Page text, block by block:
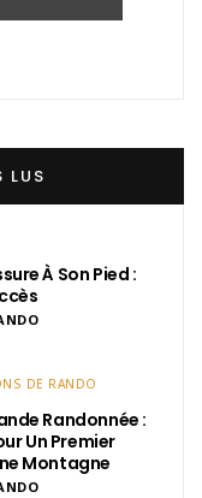
LUS
À Son Pied :
DE RANDO
Randonnée :
Un Premier
Montagne